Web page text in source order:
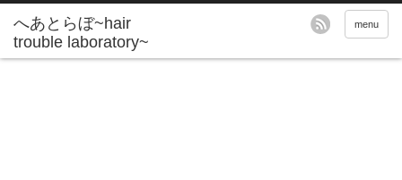
へあとらぼ~hair
trouble laboratory~
menu